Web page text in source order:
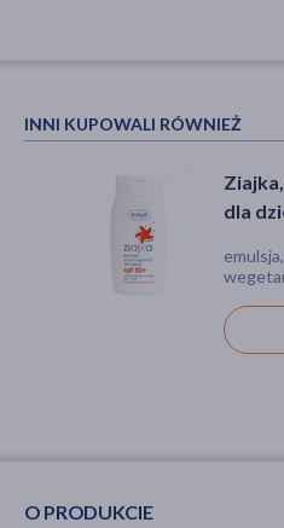
INNI KUPOWALI RÓWNIEŻ
dla
O PRODUKCIE